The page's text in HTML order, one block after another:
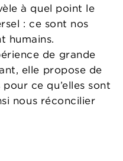
à quel point le
: ce sont nos
humains.
de grande
elle propose de
ce qu’elles sont
nous réconcilier